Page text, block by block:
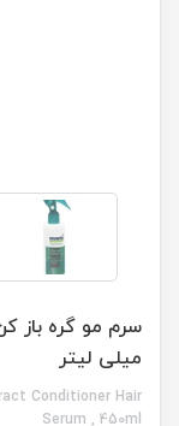
میلی لیتر
Conditioner Hair
Serum , 450ml